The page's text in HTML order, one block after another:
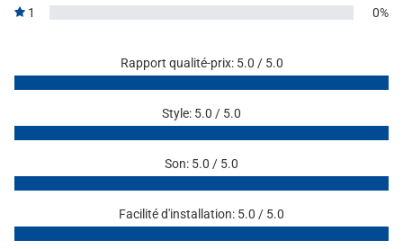
1
0%
Rapport qualité-prix: 5.0 / 5.0
Style: 5.0 / 5.0
Son: 5.0 / 5.0
Facilité d'installation: 5.0 / 5.0